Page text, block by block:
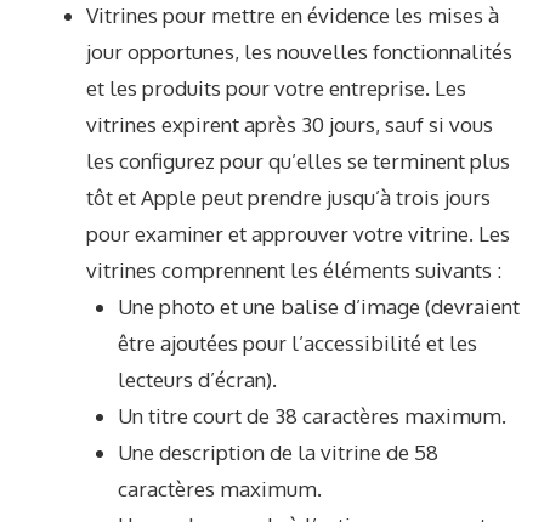
Vitrines pour mettre en évidence les mises à
jour opportunes, les nouvelles fonctionnalités
et les produits pour votre entreprise. Les
vitrines expirent après 30 jours, sauf si vous
les configurez pour qu’elles se terminent plus
tôt et Apple peut prendre jusqu’à trois jours
pour examiner et approuver votre vitrine. Les
vitrines comprennent les éléments suivants :
Une photo et une balise d’image (devraient
être ajoutées pour l’accessibilité et les
lecteurs d’écran).
Un titre court de 38 caractères maximum.
Une description de la vitrine de 58
caractères maximum.